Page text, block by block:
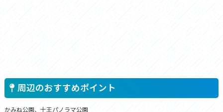
周辺のおすすめポイント
かみね公園、十王パノラマ公園